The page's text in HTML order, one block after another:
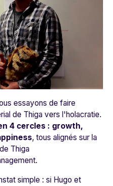
essayons de faire
de Thiga vers l'holacratie.
4 cercles : growth,
, tous alignés sur la
Thiga
simple : si Hugo et